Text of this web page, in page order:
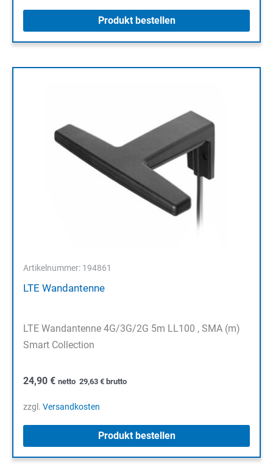
Produkt bestellen
Artikelnummer: 194861
LTE Wandantenne
LTE Wandantenne 4G/3G/2G 5m LL100 , SMA (m)
Smart Collection
24,90 € netto 29,63 € brutto
zzgl. Versandkosten
Produkt bestellen